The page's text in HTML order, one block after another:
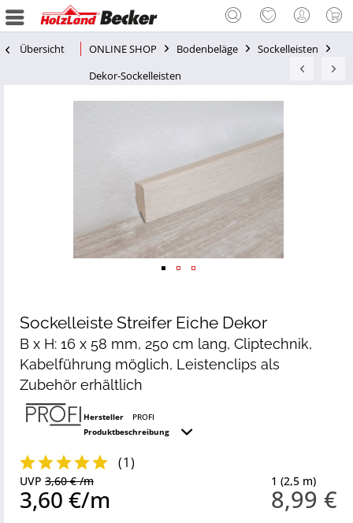
Übersicht ONLINE SHOP Bodenbeläge
Sockelleisten
Dekor-Sockelleisten
Sockelleiste Streifer Eiche Dekor
B x H: 16 x 58 mm, 250 cm lang, Cliptechnik,
Kabelführung möglich, Leistenclips als
Zubehör erhältlich
Hersteller
PROFI
Produktbeschreibung
(1)
1 (2,5 m)
8,99 €
UVP 3,60 € /m
3,60 €/m